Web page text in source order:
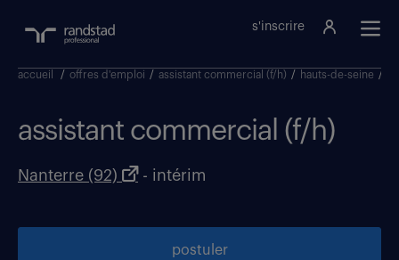
s'inscrire
accueil / offres d'emploi / assistant commercial (f/h) / hauts-de-seine /
assistant commercial (f/h)
Nanterre (92) - intérim
postuler